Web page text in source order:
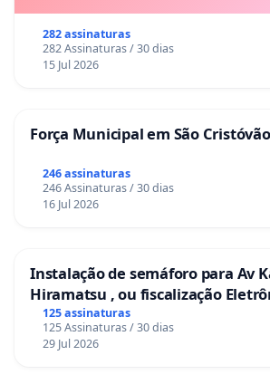
282 assinaturas
282 Assinaturas / 30 dias
15 Jul 2026
Força Municipal em São Cristóvão
246 assinaturas
246 Assinaturas / 30 dias
16 Jul 2026
Instalação de semáforo para Av
Hiramatsu , ou fiscalização
125 assinaturas
125 Assinaturas / 30 dias
29 Jul 2026